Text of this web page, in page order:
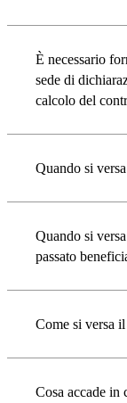
È necessario
sede di
calcolo del
Quando si
Quando si
passato
Come si versa
Cosa accade in